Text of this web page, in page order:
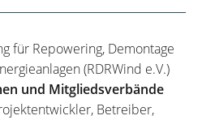
für Repowering, Demontage
(RDRWind e.V.)
und Mitgliedsverbände
Betreiber,